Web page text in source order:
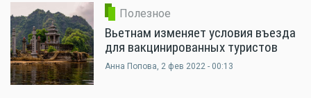
Полезное
Вьетнам изменяет условия въезда
для вакцинированных туристов
Анна Попова, 2 фев 2022 - 00:13